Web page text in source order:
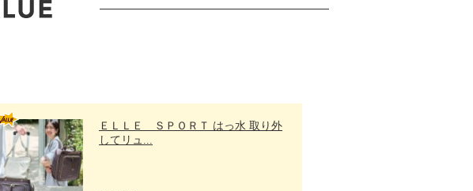
ＥＬＬＥ ＳＰＯＲＴ はっ水 取り外
してリュ...